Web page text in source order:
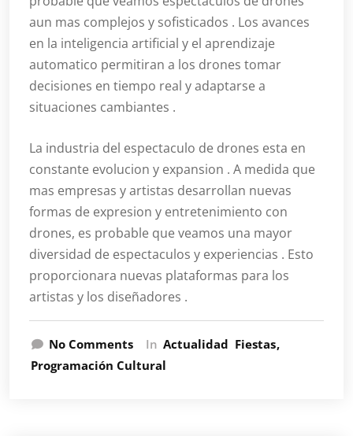
aun mas complejos y sofisticados . Los avances
en la inteligencia artificial y el aprendizaje
automatico permitiran a los drones tomar
decisiones en tiempo real y adaptarse a
situaciones cambiantes .
La industria del espectaculo de drones esta en
constante evolucion y expansion . A medida que
mas empresas y artistas desarrollan nuevas
formas de expresion y entretenimiento con
drones, es probable que veamos una mayor
diversidad de espectaculos y experiencias . Esto
proporcionara nuevas plataformas para los
artistas y los diseñadores .
No Comments In Actualidad Fiestas
Programación Cultural